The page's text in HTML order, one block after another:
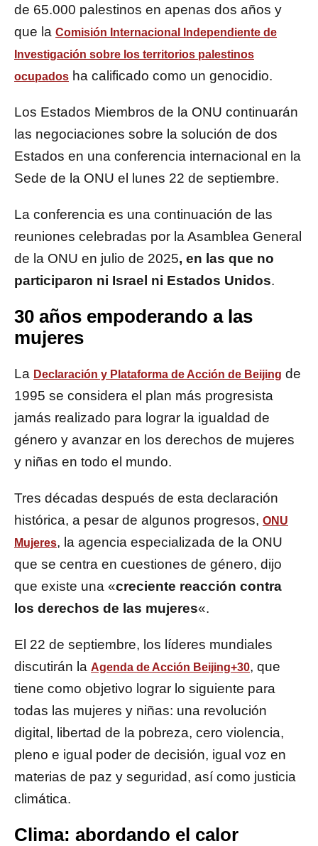
de 65.000 palestinos en apenas dos años y
que la Comisión Internacional Independiente de
Investigación sobre los territorios palestinos
ocupados ha calificado como un genocidio.
Los Estados Miembros de la ONU continuarán
las negociaciones sobre la solución de dos
Estados en una conferencia internacional en la
Sede de la ONU el lunes 22 de septiembre.
La conferencia es una continuación de las
reuniones celebradas por la Asamblea General
de la ONU en julio de 2025, en las que no
participaron ni Israel ni Estados Unidos.
30 años empoderando a las
mujeres
La Declaración y Plataforma de Acción de Beijing de
1995 se considera el plan más progresista
jamás realizado para lograr la igualdad de
género y avanzar en los derechos de mujeres
y niñas en todo el mundo.
Tres décadas después de esta declaración
histórica, a pesar de algunos progresos, ONU
Mujeres, la agencia especializada de la ONU
que se centra en cuestiones de género, dijo
que existe una «creciente reacción contra
los derechos de las mujeres«.
El 22 de septiembre, los líderes mundiales
discutirán la Agenda de Acción Beijing+30, que
tiene como objetivo lograr lo siguiente para
todas las mujeres y niñas: una revolución
digital, libertad de la pobreza, cero violencia,
pleno e igual poder de decisión, igual voz en
materias de paz y seguridad, así como justicia
climática.
Clima: abordando el calor